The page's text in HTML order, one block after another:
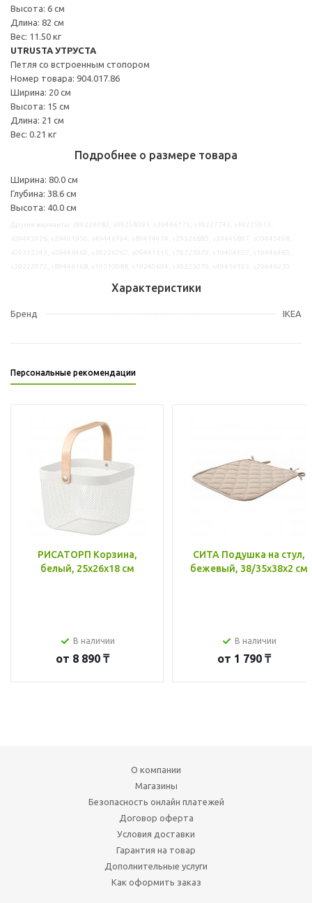
Высота: 6 см
Длина: 82 см
Вес: 11.50 кг
UTRUSTA УТРУСТА
Петля со встроенным стопором
Номер товара: 904.017.86
Ширина: 20 см
Высота: 15 см
Длина: 21 см
Вес: 0.21 кг
Подробнее о размере товара
Ширина: 80.0 см
Глубина: 38.6 см
Высота: 40.0 см
Характеристики
Бренд IKEA
Персональные рекомендации
РИСАТОРП Корзина,
белый, 25x26x18 см
В наличии
от 8 890 ₸
СИТА Подушка на стул,
бежевый, 38/35x38x2 см
В наличии
от 1 790 ₸
О компании
Магазины
Безопасность онлайн платежей
Договор оферта
Условия доставки
Гарантия на товар
Дополнительные услуги
Как оформить заказ